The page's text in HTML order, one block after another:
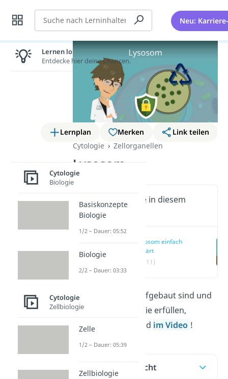
Suche Neu:
Lernplan Merken
Link teilen
Cytologie
Zellorganellen
Lysosom
Wichtige Inhalte in diesem
Video
Lysosom einfach
erklärt
(00:11)
Wie
aufgebaut sind und
welche Aufgaben sie erfüllen,
erfährst du hier und im Video !
Inhaltsübersicht
Lernen lohnt sich!
Entdecke hier deine Chancen.
Cytologie
Biologie
Basiskonzepte
Biologie
1/2 – Dauer: 05:52
Biologie
2/2 – Dauer: 03:33
Cytologie
Zellbiologie
Zelle
1/2 – Dauer: 05:39
Zellbiologie